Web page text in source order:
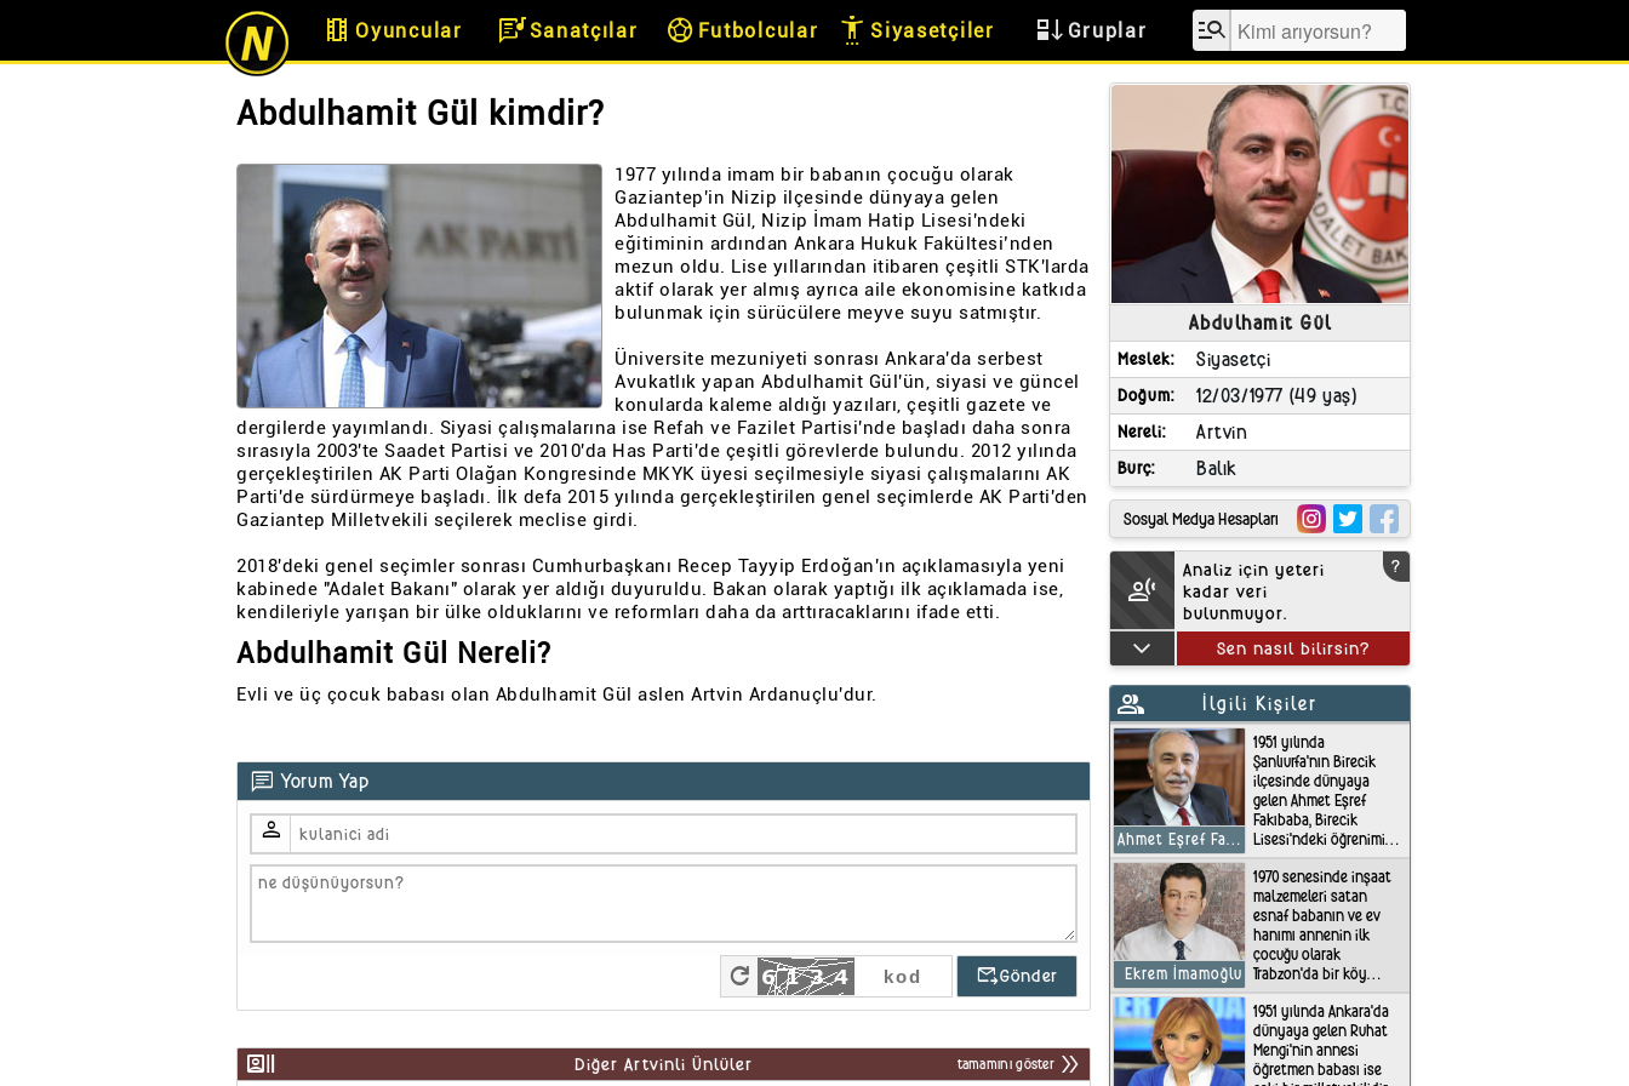
theaters Oyuncular lyrics Sanatçılar sports_soccer Futbolcular settings_accessibility Siyasetçiler flex_direction Gruplar manage_search
Abdulhamit Gül kimdir?
1977 yılında imam bir babanın çocuğu olarak
Gaziantep'in Nizip ilçesinde dünyaya gelen
Abdulhamit Gül, Nizip İmam Hatip Lisesi'ndeki
eğitiminin ardından Ankara Hukuk Fakültesi’nden
mezun oldu. Lise yıllarından itibaren çeşitli STK'larda
aktif olarak yer almış ayrıca aile ekonomisine katkıda
bulunmak için sürücülere meyve suyu satmıştır.
Üniversite mezuniyeti sonrası Ankara'da serbest
Avukatlık yapan Abdulhamit Gül'ün, siyasi ve güncel
konularda kaleme aldığı yazıları, çeşitli gazete ve
dergilerde yayımlandı. Siyasi çalışmalarına ise Refah ve Fazilet Partisi'nde başladı daha sonra
sırasıyla 2003'te Saadet Partisi ve 2010'da Has Parti'de çeşitli görevlerde bulundu. 2012 yılında
gerçekleştirilen AK Parti Olağan Kongresinde MKYK üyesi seçilmesiyle siyasi çalışmalarını AK
Parti'de sürdürmeye başladı. İlk defa 2015 yılında gerçekleştirilen genel seçimlerde AK Parti'den
Gaziantep Milletvekili seçilerek meclise girdi.
2018'deki genel seçimler sonrası Cumhurbaşkanı Recep Tayyip Erdoğan'ın açıklamasıyla yeni
kabinede "Adalet Bakanı" olarak yer aldığı duyuruldu. Bakan olarak yaptığı ilk açıklamada ise,
kendileriyle yarışan bir ülke olduklarını ve reformları daha da arttıracaklarını ifade etti.
Abdulhamit Gül Nereli?
Evli ve üç çocuk babası olan Abdulhamit Gül aslen Artvin Ardanuçlu'dur.
chat Yorum Yap
person
refresh outgoing_mailGönder
recent_actors Diğer Artvinli Ünlüler tamamını göster double_arrow
Abdulhamit Gül
Meslek Siyasetçi
Doğum 12/03/1977 (49 yaş)
Nereli Artvin
Burç Balık
Sosyal Medya Hesapları
transcribe
keyboard_arrow_down
Analiz için yeteri
kadar veri
bulunmuyor.
?
Sen nasıl bilirsin?
group İlgili Kişiler
Ahmet Eşref Fakıbaba
1951 yılında
Şanlıurfa'nın Birecik
ilçesinde dünyaya
gelen Ahmet Eşref
Fakıbaba, Birecik
Lisesi'ndeki öğrenimini
tamamladıktan sonra
Erzurum'da bulunan
Atatürk Üniversitesi Tıp
Fakültesi'nden mezun
oldu. Öğrenimini
bitirdikten sonra
1982'de İstanbul Taksim
İlkyardım
Hastanesi'nde
çalışmaya başlamış
aynı sene içerisinde..
Ekrem İmamoğlu
1970 senesinde inşaat
malzemeleri satan
esnaf babanın ve ev
hanımı annenin ilk
çocuğu olarak
Trabzon'da bir köy
evinde dünyaya gelen
Ekrem İmamoğlu, lise
eğitimini Ortahisar
ilçesindeki Trabzon
Lisesi'nde tamamladı.
1951 yılında Ankara'da
dünyaya gelen Ruhat
Mengi'nin annesi
öğretmen babası ise